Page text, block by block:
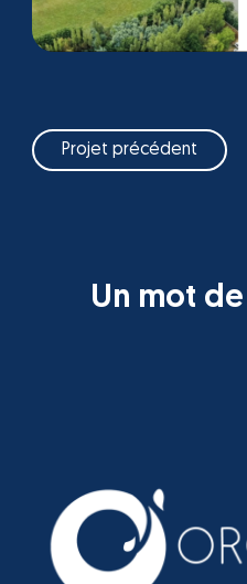
Projet précédent
Un mot